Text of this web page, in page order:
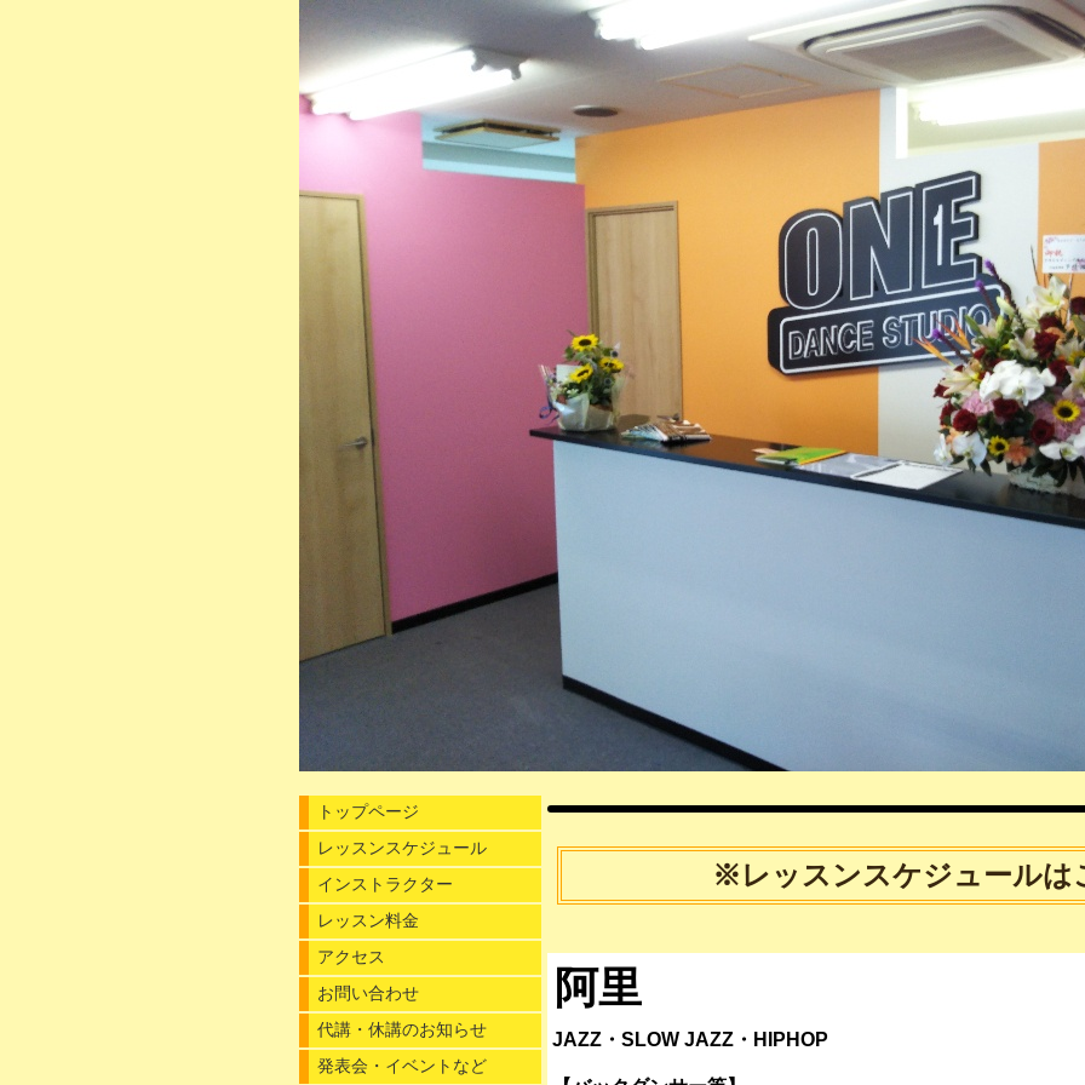
※レッスンスケジュールは
阿里
JAZZ・SLOW JAZZ・HIPHOP
トップページ
レッスンスケジュール
インストラクター
レッスン料金
アクセス
お問い合わせ
代講・休講のお知らせ
発表会・イベントなど